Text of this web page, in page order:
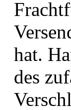
hat.
des